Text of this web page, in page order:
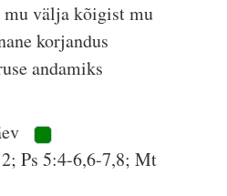
mu välja kõigist mu
korjandus
andamiks
Ps 5:4-6,6-7,8; Mt